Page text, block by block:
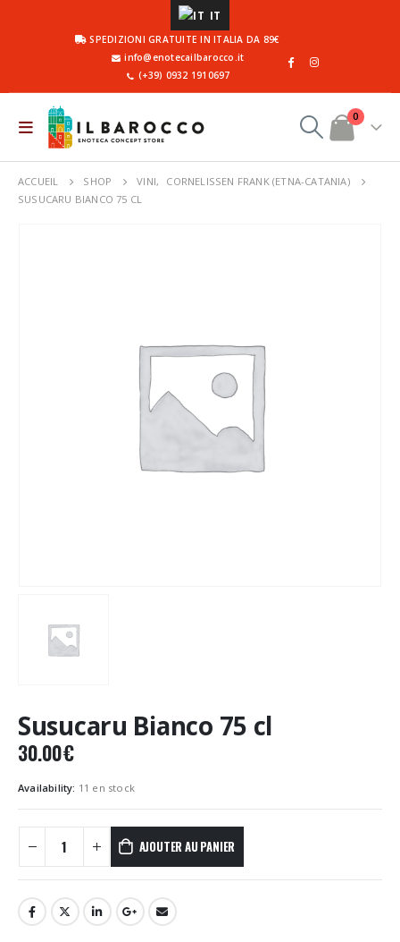
IT
SPEDIZIONI GRATUITE IN ITALIA DA 89€
info@enotecailbarocco.it
(+39) 0932 1910697
0
ACCUEIL SHOP VINI,
CORNELISSEN FRANK (ETNA-CATANIA)
SUSUCARU BIANCO 75 CL
Susucaru Bianco 75 cl
30.00€
Availability: 11 en stock
AJOUTER AU PANIER